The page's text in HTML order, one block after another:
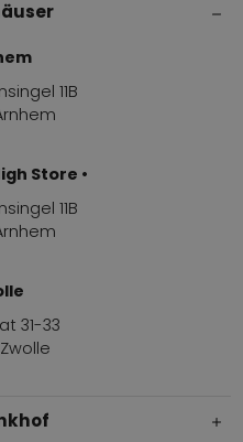
11B
Store •
11B
31-33
Zwolle